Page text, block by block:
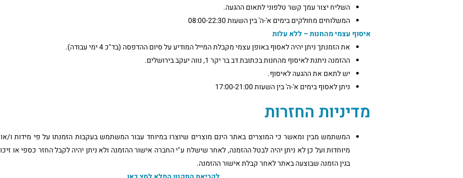
השליח יצור עמך קשר טלפוני לתאום ההגעה.
המשלוחים מחולקים בימים א'-ה' בין השעות 08:00-22:30
איסוף עצמי מהחנות – ללא עלות
את הזמנתך ניתן יהיה לאסוף באופן עצמי מקבלת המייל המודיע על סיום ההדפסה (בד"כ 4 ימי עבודה).
ההזמנה ניתנת לאיסוף מהחנות בכתובת דב בר יקר 1, נווה יעקב בירושלים.
יש לתאם את ההגעה לאיסוף.
ניתן לאסוף בימים א'-ה' בין השעות 17:00-21:00
מדיניות החזרות
המשתמש מבין ומאשר כי המוצרים באתר הינם מוצרים שיוצרו במיוחד עבור המשתמש בעקבות הזמנתו על פי מידות ו/
מיוחדות ועל כן לא ניתן יהיה לבטל ההזמנה, לאחר שישלח ע"י החברה אישור ההזמנה ולא ניתן יהיה לקבל החזר כספי או
בגין הזמנה שבוצעה באתר לאחר קבלת אישור ההזמנה.